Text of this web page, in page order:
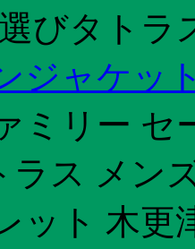
びタトラ
ジャケッ
ミリー セ
ラス メン
ット 木更